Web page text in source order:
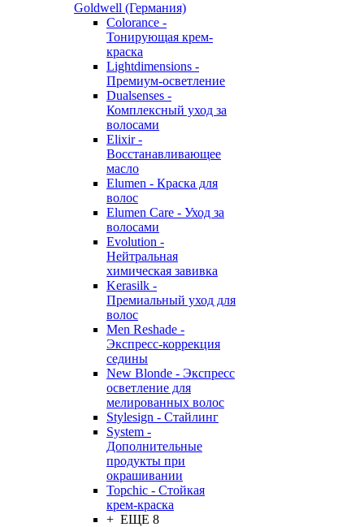
Goldwell (Германия)
Colorance -
Тонирующая крем-
краска
Lightdimensions -
Премиум-осветление
Dualsenses -
Комплексный уход за
волосами
Elixir -
Восстанавливающее
масло
Elumen - Краска для
волос
Elumen Care - Уход за
волосами
Evolution -
Нейтральная
химическая завивка
Kerasilk -
Премиальный уход для
волос
Men Reshade -
Экспресс-коррекция
седины
New Blonde - Экспресс
осветление для
мелированных волос
Stylesign - Стайлинг
System -
Дополнительные
продукты при
окрашивании
Topchic - Стойкая
крем-краска
+ ЕЩЕ 8